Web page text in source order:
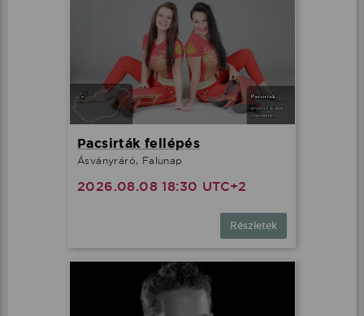
Pacsirták fellépés
Ásványráró, Falunap
2026.08.08 18:30 UTC+2
Részletek